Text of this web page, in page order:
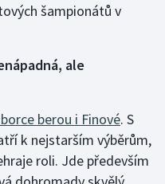
šampionátů v
ale
berou i Finové. S
k nejstarším výběrům,
roli. Jde především